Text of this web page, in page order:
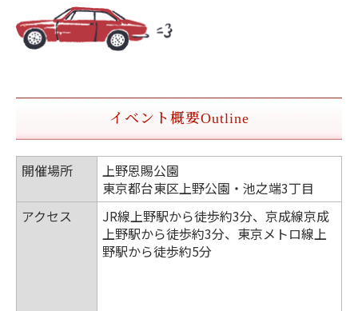
イベント概要Outline
開催場所
上野恩賜公園
東京都台東区上野公園・池之端3丁目
アクセス
JR線上野駅から徒歩約3分、京成線京成
上野駅から徒歩約3分、東京メトロ線上
野駅から徒歩約5分